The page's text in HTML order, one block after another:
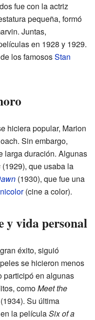
fue con la actriz
pequeña, formó
Juntas,
en 1928 y 1929.
los famososStan
hiciera popular, Marion
Sin embargo,
larga duración. Algunas
(1929), que usaba la
(1930), que fue una
(cine a color).
y vida personal
éxito, siguió
se hicieron menos
participó en algunas
comoMeet the
Su última
la películaSix of a